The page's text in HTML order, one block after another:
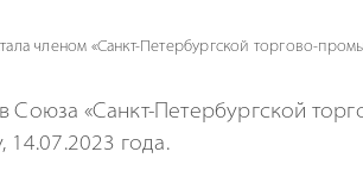
членом «Санкт-Петербургской торгово-
Союза «Санкт-Петербургской
14.07.2023 года.